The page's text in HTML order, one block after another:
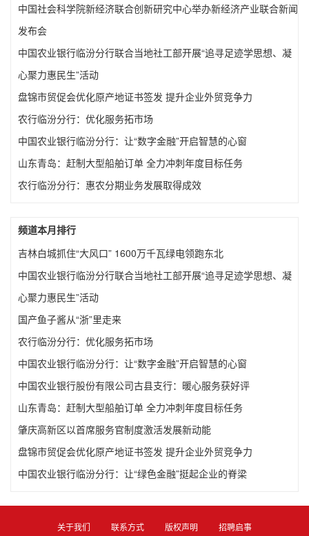
中国社会科学院新经济联合创新研究中心举办新经济产业联合新闻
发布会
中国农业银行临汾分行联合当地社工部开展“追寻足迹学思想、凝
心聚力惠民生”活动
盘锦市贸促会优化原产地证书签发 提升企业外贸竞争力
农行临汾分行：优化服务拓市场
中国农业银行临汾分行：让“数字金融”开启智慧的心窗
山东青岛：赶制大型船舶订单 全力冲刺年度目标任务
农行临汾分行：惠农分期业务发展取得成效
频道本月排行
吉林白城抓住“大风口” 1600万千瓦绿电领跑东北
中国农业银行临汾分行联合当地社工部开展“追寻足迹学思想、凝
心聚力惠民生”活动
国产鱼子酱从“浙”里走来
农行临汾分行：优化服务拓市场
中国农业银行临汾分行：让“数字金融”开启智慧的心窗
中国农业银行股份有限公司古县支行：暖心服务获好评
山东青岛：赶制大型船舶订单 全力冲刺年度目标任务
肇庆高新区以首席服务官制度激活发展新动能
盘锦市贸促会优化原产地证书签发 提升企业外贸竞争力
中国农业银行临汾分行：让“绿色金融”挺起企业的脊梁
关于我们 联系方式 版权声明 招聘启事